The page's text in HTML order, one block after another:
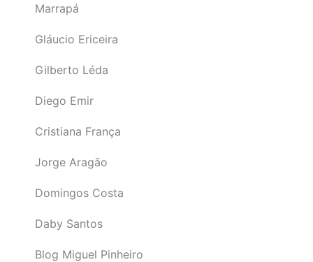
Marrapá
Gláucio Ericeira
Gilberto Léda
Diego Emir
Cristiana França
Jorge Aragão
Domingos Costa
Daby Santos
Blog Miguel Pinheiro